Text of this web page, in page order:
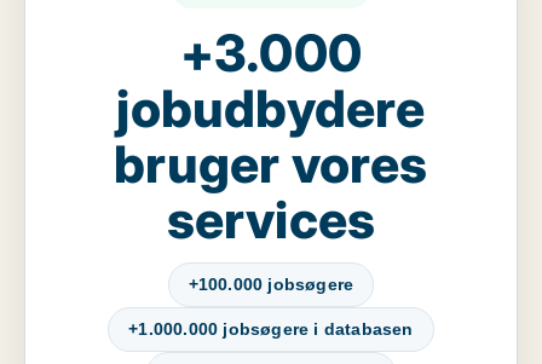
+3.000
jobudbydere
bruger vores
services
+100.000 jobsøgere
+1.000.000 jobsøgere i databasen